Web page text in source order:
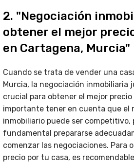
2. "Negociación
obtener el mejor
en Cartagena, Murcia"
Cuando se trata de vender una
Murcia, la negociación inmobiliaria
crucial para obtener el mejor precio
importante tener en cuenta que el
inmobiliario puede ser competitivo,
fundamental prepararse
comenzar las negociaciones. Para
precio por tu casa, es